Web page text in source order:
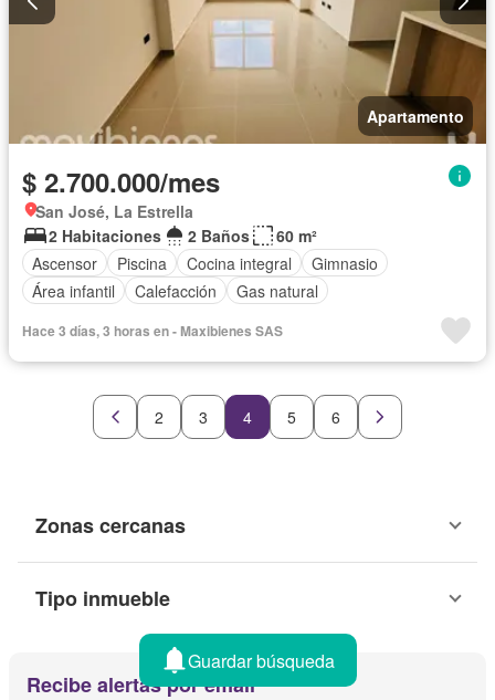
Apartamento
$ 2.700.000/mes
San José, La Estrella
2 Habitaciones
2 Baños
60 m²
Ascensor
Piscina Cocina integral
Gimnasio
Área infantil
Calefacción Gas natural
Hace 3 días, 3 horas en - Maxibienes SAS
2 3 4 5 6
Zonas cercanas
Tipo inmueble
Recibe alertas por email
Guardar búsqueda